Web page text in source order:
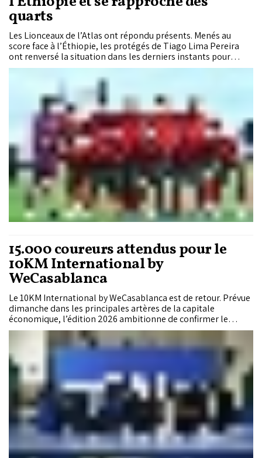
quarts
Les Lionceaux de l’Atlas ont répondu présents. Menés au
score face à l’Éthiopie, les protégés de Tiago Lima Pereira
ont renversé la situation dans les derniers instants pour
s’imposer (2-1), samedi au Complexe Mohammed VI de
football à Salé, lors de la deuxième journée de la CAN U17
Maroc 2026. Un succès précieux qui rapproche
considérablement le Maroc de la Coupe du monde U17 au
Qatar.
15.000 coureurs attendus pour le
10KM International by
WeCasablanca
Le 10KM International by WeCasablanca est de retour. Prévue
dimanche dans les principales artères de la capitale
économique, l’édition 2026 ambitionne de confirmer le
rayonnement international de cette course devenue, au fil
des années, l’un des rendez-vous majeurs du calendrier
athlétique africain.